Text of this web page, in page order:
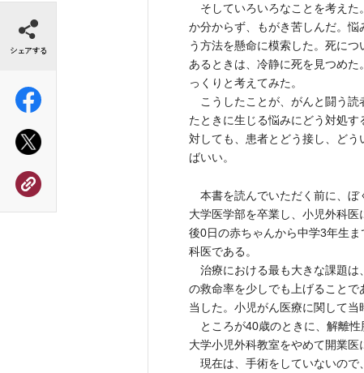
そしていろいろなことを考えた
か分からず、もがき苦しんだ。
う方法を懸命に模索した。死に
あるときは、冷静に死を見つめ
っくりと考えてみた。
こうしたことが、がんと闘う読
たときに生じる悩みにどう対処
対しても、患者とどう接し、ど
ばいい。
本書を読んでいただく前に、ぼ
大学医学部を卒業し、小児外科
後0日の赤ちゃんから中学3年生
科医である。
治療における最も大きな課題は
の救命率を少しでも上げること
当した。小児がん医療に関して当
ところが40歳のときに、解離性
大学小児外科教室をやめて開業医
現在は、手術をしていないので